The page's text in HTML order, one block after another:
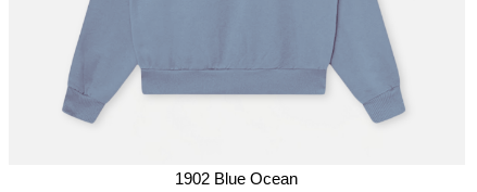
1902 Blue Ocean